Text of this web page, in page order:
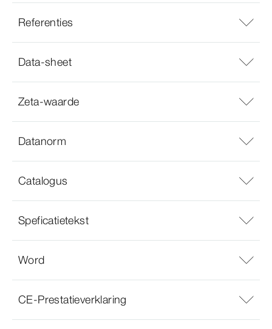
Referenties
Data-sheet
Zeta-waarde
Datanorm
Catalogus
Speficatietekst
Word
CE-Prestatieverklaring